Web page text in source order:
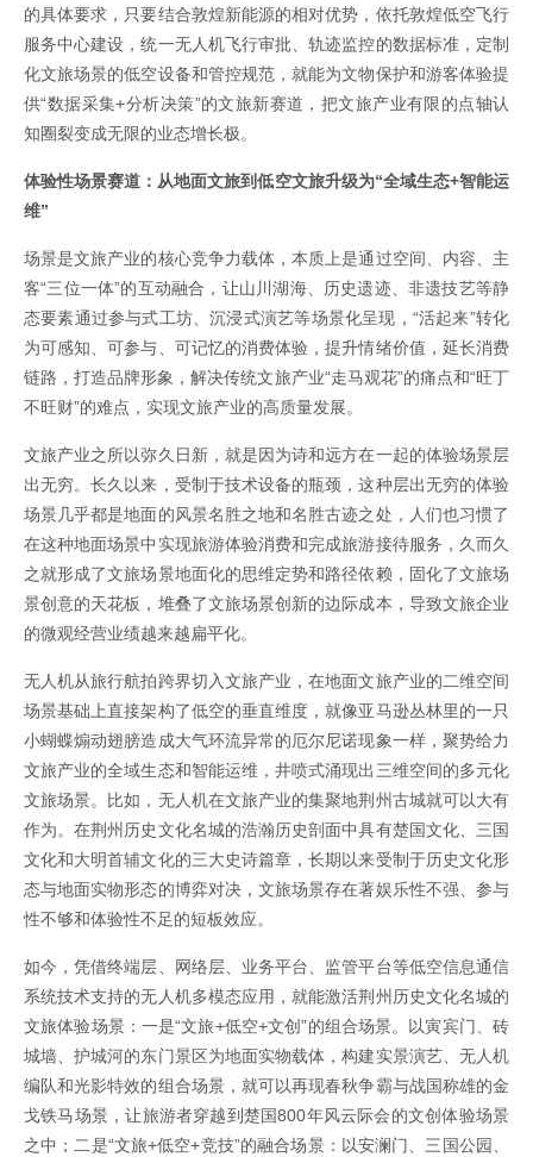
的具体要求，只要结合敦煌新能源的相对优势，依托敦煌低空飞行
服务中心建设，统一无人机飞行审批、轨迹监控的数据标准，定制
化文旅场景的低空设备和管控规范，就能为文物保护和游客体验提
供“数据采集+分析决策”的文旅新赛道，把文旅产业有限的点轴认
知圈裂变成无限的业态增长极。
体验性场景赛道：从地面文旅到低空文旅升级为“全域生态+智能运
维”
场景是文旅产业的核心竞争力载体，本质上是通过空间、内容、主
客“三位一体”的互动融合，让山川湖海、历史遗迹、非遗技艺等静
态要素通过参与式工坊、沉浸式演艺等场景化呈现，“活起来”转化
为可感知、可参与、可记忆的消费体验，提升情绪价值，延长消费
链路，打造品牌形象，解决传统文旅产业“走马观花”的痛点和“旺丁
不旺财”的难点，实现文旅产业的高质量发展。
文旅产业之所以弥久日新，就是因为诗和远方在一起的体验场景层
出无穷。长久以来，受制于技术设备的瓶颈，这种层出无穷的体验
场景几乎都是地面的风景名胜之地和名胜古迹之处，人们也习惯了
在这种地面场景中实现旅游体验消费和完成旅游接待服务，久而久
之就形成了文旅场景地面化的思维定势和路径依赖，固化了文旅场
景创意的天花板，堆叠了文旅场景创新的边际成本，导致文旅企业
的微观经营业绩越来越扁平化。
无人机从旅行航拍跨界切入文旅产业，在地面文旅产业的二维空间
场景基础上直接架构了低空的垂直维度，就像亚马逊丛林里的一只
小蝴蝶煽动翅膀造成大气环流异常的厄尔尼诺现象一样，聚势给力
文旅产业的全域生态和智能运维，井喷式涌现出三维空间的多元化
文旅场景。比如，无人机在文旅产业的集聚地荆州古城就可以大有
作为。在荆州历史文化名城的浩瀚历史剖面中具有楚国文化、三国
文化和大明首辅文化的三大史诗篇章，长期以来受制于历史文化形
态与地面实物形态的博弈对决，文旅场景存在著娱乐性不强、参与
性不够和体验性不足的短板效应。
如今，凭借终端层、网络层、业务平台、监管平台等低空信息通信
系统技术支持的无人机多模态应用，就能激活荆州历史文化名城的
文旅体验场景：一是“文旅+低空+文创”的组合场景。以寅宾门、砖
城墙、护城河的东门景区为地面实物载体，构建实景演艺、无人机
编队和光影特效的组合场景，就可以再现春秋争霸与战国称雄的金
戈铁马场景，让旅游者穿越到楚国800年风云际会的文创体验场景
之中；二是“文旅+低空+竞技”的融合场景：以安澜门、三国公园、